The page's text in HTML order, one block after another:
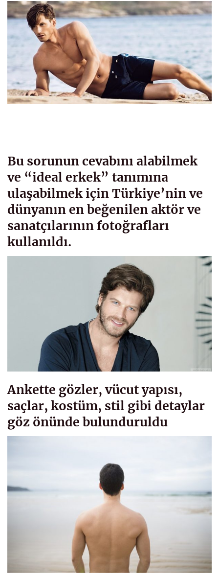
Bu sorunun cevabını alabilmek
ve “ideal erkek” tanımına
ulaşabilmek için Türkiye’nin ve
dünyanın en beğenilen aktör ve
sanatçılarının fotoğrafları
kullanıldı.
Ankette gözler, vücut yapısı,
saçlar, kostüm, stil gibi detaylar
göz önünde bulunduruldu